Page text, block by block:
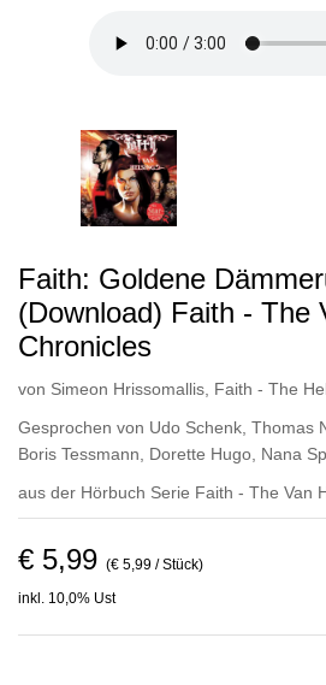
Faith: Goldene
(Download) Faith - The
Chronicles
von Simeon Hrissomallis Faith - The
Gesprochen von Udo Schenk Thomas
Boris Tessmann
Dorette Hugo Nana
aus der Hörbuch Serie Faith - The Van
€ 5,99 (€ 5,99 / Stück)
inkl. 10,0% Ust